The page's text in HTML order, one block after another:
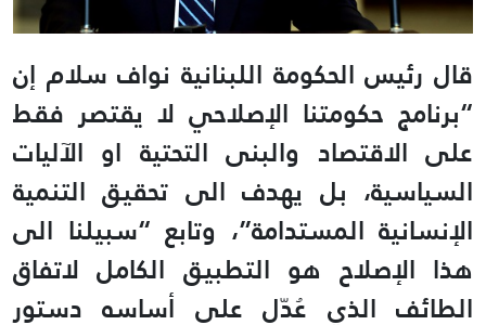
قال رئيس الحكومة اللبنانية نواف سلام إن
“برنامج حكومتنا الإصلاحي لا يقتصر فقط
على الاقتصاد والبنى التحتية او الآليات
السياسية، بل يهدف الى تحقيق التنمية
الإنسانية المستدامة”، وتابع “سبيلنا الى
هذا الإصلاح هو التطبيق الكامل لاتفاق
الطائف الذي عُدّل على أساسه دستور